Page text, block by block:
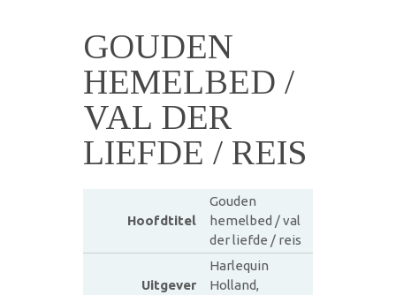
GOUDEN
HEMELBED /
VAL DER
LIEFDE / REIS
Hoofdtitel
Gouden
hemelbed / val
der liefde / reis
Uitgever
Harlequin
Holland,